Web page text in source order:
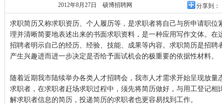
2012年8月27日 硕博招聘网 分享到：
求职简历又称求职资历、个人履历等，是求职者将自己与所申请职位
理并清晰简要地表述出来的书面求职资料，是一种应用写作文体。在
招聘者明示自己的经历、经验、技能、成果等内容。求职简历是招聘
产生兴趣进而进一步决定是否给予面试机会的极重要的依据性材料。
随着近期我市陆续举办各类人才招聘会，我市人才需求开始呈现放量
求职者，在求职者赶场求职过程中，须先将简历做好，与用工登记相
解求职者信息的简历，投递简历的求职者也更容易找到工作。